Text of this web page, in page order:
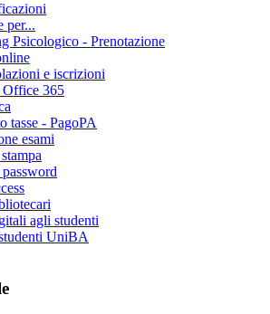
per...
Psicologico - Prenotazione
e iscrizioni
365
tasse - PagoPA
esami
agli studenti
UniBA